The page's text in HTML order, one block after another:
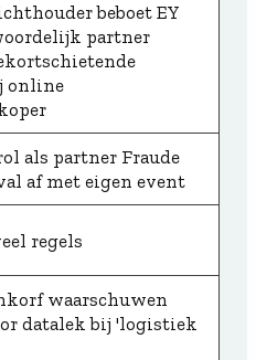
beboet EY
partner
online
als partner Fraude
af met eigen event
regels
waarschuwen
datalek bij 'logistiek